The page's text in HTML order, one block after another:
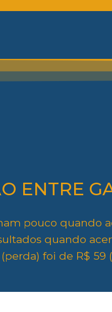
ENTRE
pouco quando
quando
foi de R$ 59